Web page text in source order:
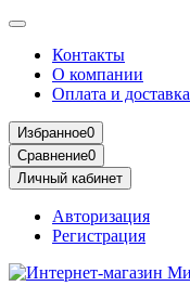
Контакты
О компании
Оплата и доставка
Избранное0
Сравнение0
Личный кабинет
Авторизация
Регистрация